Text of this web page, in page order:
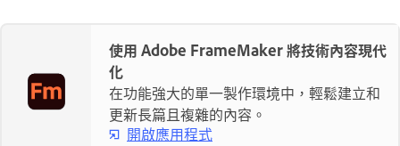
使用 Adobe FrameMaker 將技術內容現代
化
在功能強大的單一製作環境中，輕鬆建立和
更新長篇且複雜的內容。
開啟應用程式